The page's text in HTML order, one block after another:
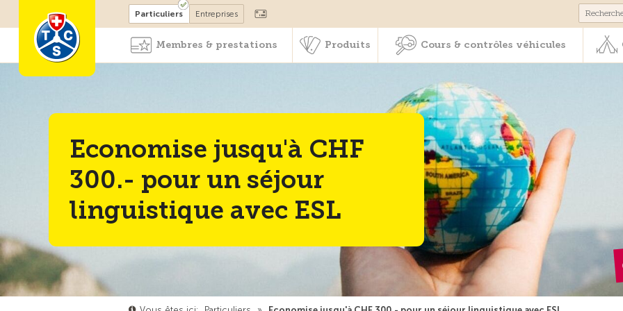
Devenir membre Cours & contrôles
Particuliers Entreprises
Membres & prestations Produits Cours & contrôles véhicules
Economise jusqu'à CHF
300.- pour un séjour
linguistique avec ESL